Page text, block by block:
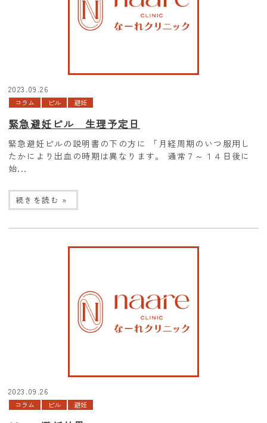
2023.09.26
コラム ピル 避妊
緊急避妊ピル 生理予定日
緊急避妊ピルの説明書の下の方に 「月経周期のいつ服用し
たかにより出血の時期は異なります。 通常７～１４日後に
始...
続きを読む »
2023.09.26
コラム ピル 避妊